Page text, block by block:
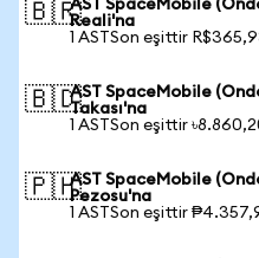
🇧🇷AST SpaceMobile
Reali'na
1 ASTSon eşittir
🇧🇩AST SpaceMobile
Takası'na
1 ASTSon eşittir
🇵🇭AST SpaceMobile
Pezosu'na
1 ASTSon eşittir